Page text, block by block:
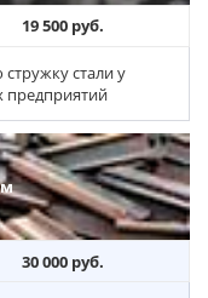
19 500 руб.
стали у
предприятий
30 000 руб.